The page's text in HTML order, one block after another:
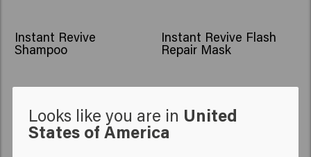
NOU
Instant Revive
Shampoo
NOU
Instant Revive Flash
Repair Mask
NOU
Instant Revive
Shampoo
NOU
Instant Revive Flash
Repair Mask
Looks like you are in United
States of America